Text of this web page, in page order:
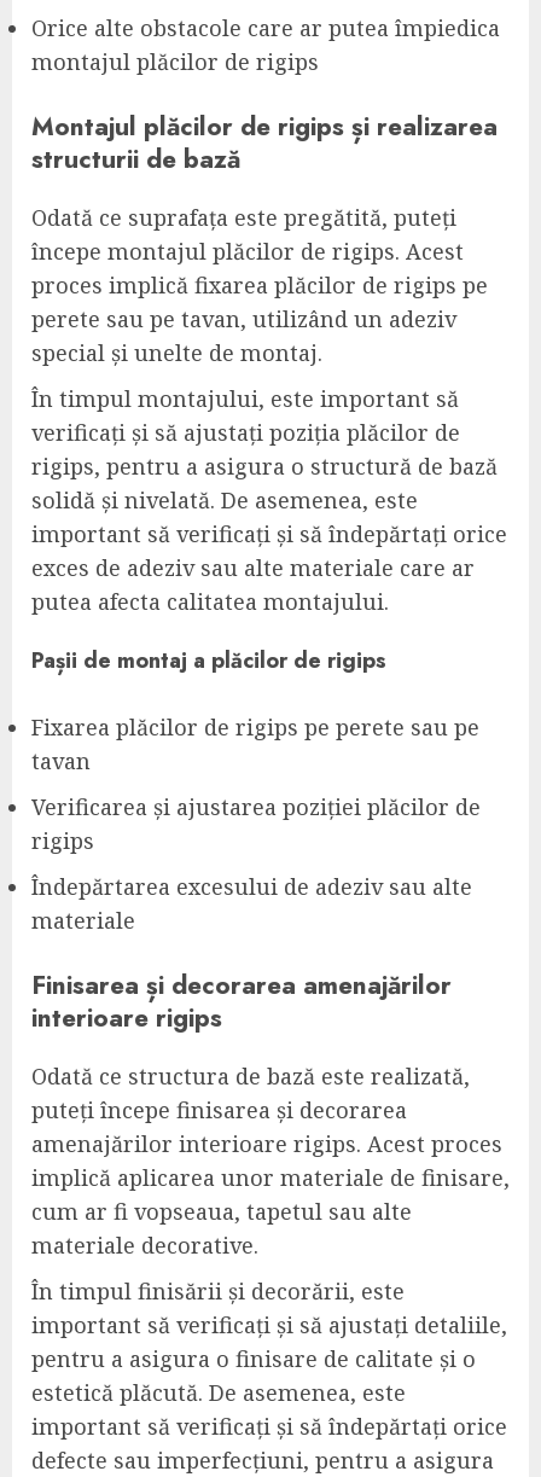
Orice alte obstacole care ar putea împiedica
montajul plăcilor de rigips
Montajul plăcilor de rigips și realizarea
structurii de bază
Odată ce suprafața este pregătită, puteți
începe montajul plăcilor de rigips. Acest
proces implică fixarea plăcilor de rigips pe
perete sau pe tavan, utilizând un adeziv
special și unelte de montaj.
În timpul montajului, este important să
verificați și să ajustați poziția plăcilor de
rigips, pentru a asigura o structură de bază
solidă și nivelată. De asemenea, este
important să verificați și să îndepărtați orice
exces de adeziv sau alte materiale care ar
putea afecta calitatea montajului.
Pașii de montaj a plăcilor de rigips
Fixarea plăcilor de rigips pe perete sau pe
tavan
Verificarea și ajustarea poziției plăcilor de
rigips
Îndepărtarea excesului de adeziv sau alte
materiale
Finisarea și decorarea amenajărilor
interioare rigips
Odată ce structura de bază este realizată,
puteți începe finisarea și decorarea
amenajărilor interioare rigips. Acest proces
implică aplicarea unor materiale de finisare,
cum ar fi vopseaua, tapetul sau alte
materiale decorative.
În timpul finisării și decorării, este
important să verificați și să ajustați detaliile,
pentru a asigura o finisare de calitate și o
estetică plăcută. De asemenea, este
important să verificați și să îndepărtați orice
defecte sau imperfecțiuni, pentru a asigura